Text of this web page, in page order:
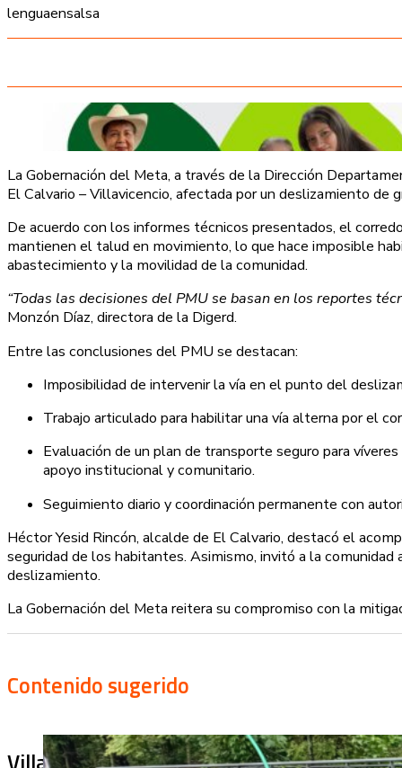
lenguaensalsa
La Gobernación del Meta, a través de la Dirección
El Calvario – Villavicencio, afectada por un deslizamiento de
De acuerdo con los informes técnicos presentados, el
mantienen el talud en movimiento, lo que hace imposible
abastecimiento y la movilidad de la comunidad.
“Todas las decisiones del PMU se basan en los reportes
Monzón Díaz, directora de la Digerd.
Entre las conclusiones del PMU se destacan:
Imposibilidad de intervenir la vía en el punto del
Trabajo articulado para habilitar una vía alterna por el
Evaluación de un plan de transporte seguro para
apoyo institucional y comunitario.
Seguimiento diario y coordinación permanente con
Héctor Yesid Rincón, alcalde de El Calvario, destacó el
seguridad de los habitantes. Asimismo, invitó a la
deslizamiento.
La Gobernación del Meta reitera su compromiso con la
Contenido sugerido